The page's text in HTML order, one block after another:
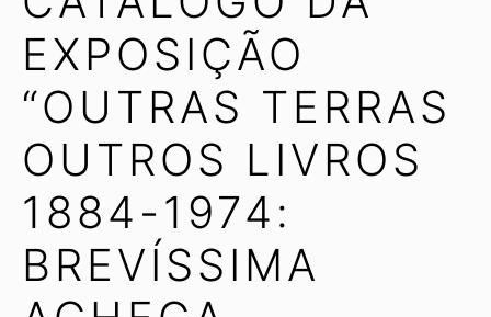
EXPOSIÇÃO
“OUTRAS TERRAS
OUTROS LIVROS
1884-1974:
BREVÍSSIMA